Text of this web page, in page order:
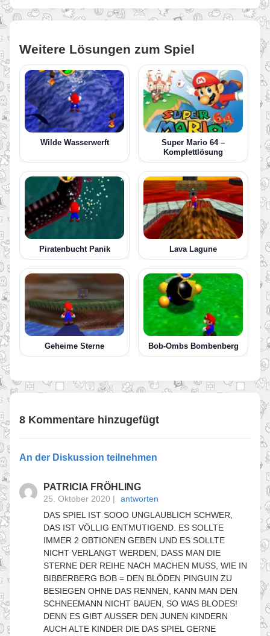
Weitere Lösungen zum Spiel
Wilde Wasserwerft
Super Mario 64 –
Komplettlösung
Piratenbucht Panik Lava Lagune
Geheime Sterne Bob-Ombs Bombenberg
8 Kommentare hinzugefügt
An der Diskussion teilnehmen
PATRICIA FRÖHLING
25. Oktober 2020 |
antworten
DAS SPIEL IST SOOO UNGLAUBLICH SCHWER,
DAS IST VÖLLIG ENTMUTIGEND. ES SOLLTE
IMMER 2 OBTIONEN GEBEN UND ES SOLLTE
NICHT VERLANGT WERDEN, DASS MAN DIE
STERNE DER REIHE NACH MACHEN MUSS, WIE IN
BIBBERBERG BOB = DEN BLÖDEN PINGUIN ZU
BESIEGEN OHNE DAS RENNEN, KANN MAN DEN
SCHNEEMANN NICHT BAUEN, SO WAS BLODES!
DENN ES GIBT AUSSER DEN JUNEN KINDERN
AUCH ALTE KINDER DIE DAS SPIEL GERNE